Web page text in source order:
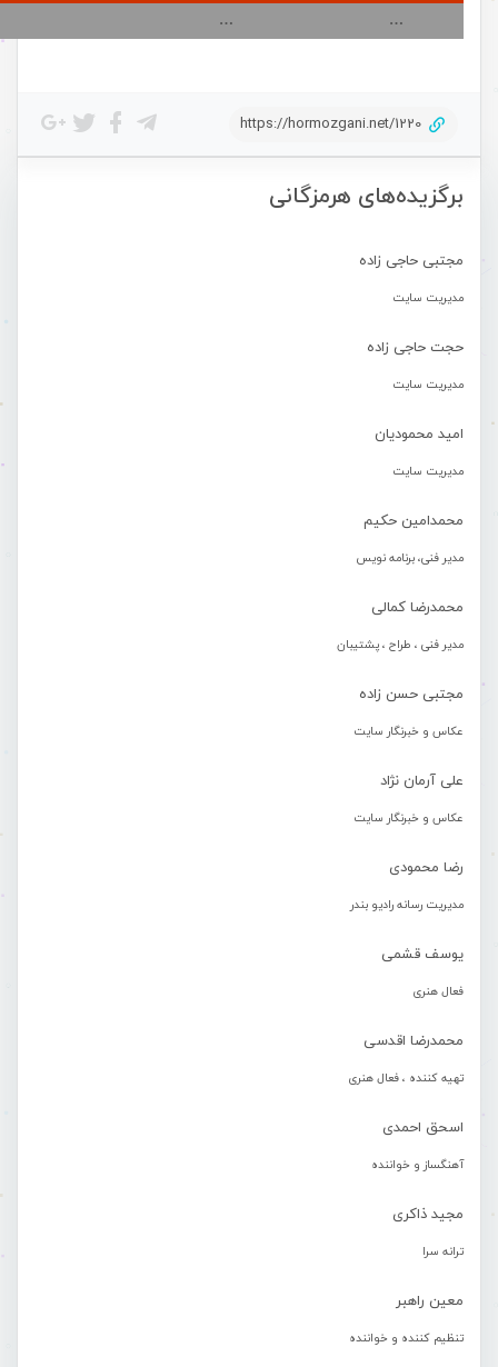
برگزیده‌های هرمزگانی
مجتبی حاجی زاده
مدیریت سایت
حجت حاجی زاده
مدیریت سایت
امید محمودیان
مدیریت سایت
محمدامین حکیم
مدیر فنی، برنامه نویس
محمدرضا کمالی
مدیر فنی ، طراح ، پشتیبان
مجتبی حسن زاده
عکاس و خبرنگار سایت
علی آرمان نژاد
عکاس و خبرنگار سایت
رضا محمودی
مدیریت رسانه رادیو بندر
یوسف قشمی
فعال هنری
محمدرضا اقدسی
تهیه کننده ، فعال هنری
اسحق احمدی
آهنگساز و خواننده
مجید ذاکری
ترانه سرا
معین راهبر
تنظیم کننده و خواننده
…
…
https://hormozgani.net/1220